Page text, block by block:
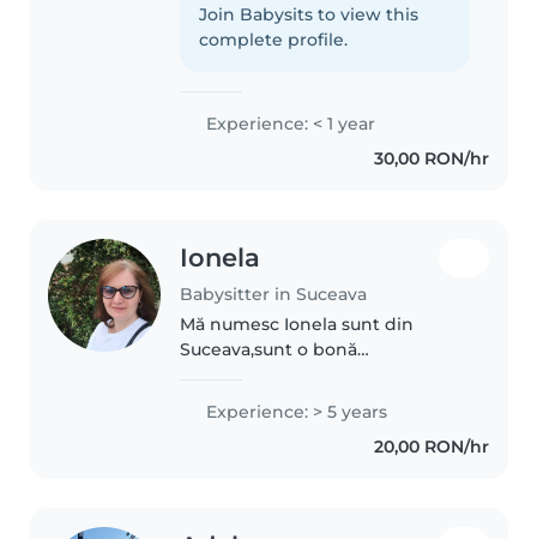
desen sau lucru manual. Vin cu
multă dragoste și răbdare pentru
Join Babysits to view this
complete profile.
Experience: < 1 year
30,00 RON/hr
Ionela
Babysitter in Suceava
Mă numesc Ionela sunt din
Suceava,sunt o bonă
implicată in îngrijirea copiilor
colaborez pe termen lung,sunt
calmă, răbdătoare asta contează
Experience: > 5 years
20,00 RON/hr